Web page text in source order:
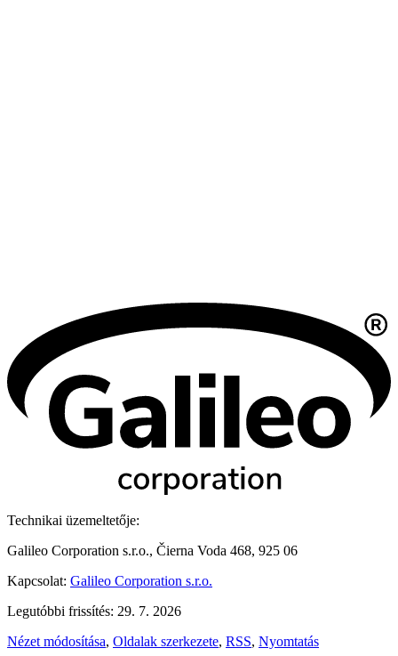
Technikai üzemeltetője:
Galileo Corporation s.r.o., Čierna Voda 468, 925 06
Kapcsolat: Galileo Corporation s.r.o.
Legutóbbi frissítés: 29. 7. 2026
Nézet módosítása, Oldalak szerkezete, RSS, Nyomtatás